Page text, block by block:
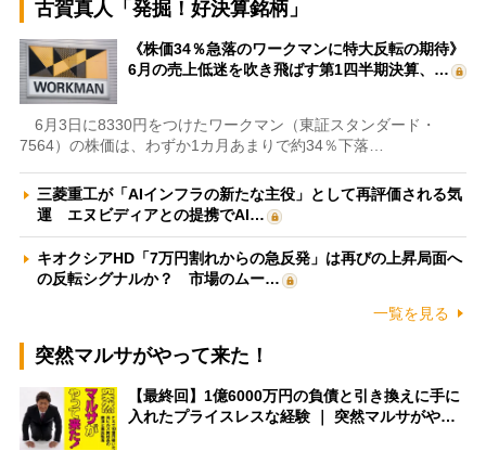
古賀真人「発掘！好決算銘柄」
《株価34％急落のワークマンに特大反転の期待》
6月の売上低迷を吹き飛ばす第1四半期決算、…
6月3日に8330円をつけたワークマン（東証スタンダード・
7564）の株価は、わずか1カ月あまりで約34％下落…
三菱重工が「AIインフラの新たな主役」として再評価される気
運 エヌビディアとの提携でAI…
キオクシアHD「7万円割れからの急反発」は再びの上昇局面へ
の反転シグナルか？ 市場のムー…
一覧を見る
突然マルサがやって来た！
【最終回】1億6000万円の負債と引き換えに手に
入れたプライスレスな経験 ｜ 突然マルサがや…